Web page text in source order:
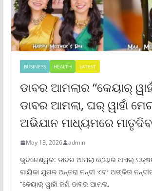
BUSINESS HEALTH LATEST
ଡାବର ଆମଲାର “କେୟାର୍
ଡାବର ଆମଲା, ଘର୍ ୱାହାଁ
ଅଭିଯାନ ମାଧ୍ୟମରେ
May 13, 2026 admin
ଭୁବନେଶ୍ୱର: ଡାବର ଆମଲା ହେୟାର ଅଏଲ୍
ଗାୟିକା ଯୁଗଳ ଅନ୍ତରା ନନ୍ଦୀ ଏବଂ ଅଙ୍କିତା
“କେୟାର୍ ୱାହାଁ ଜହାଁ ଡାବର ଆମଲା,